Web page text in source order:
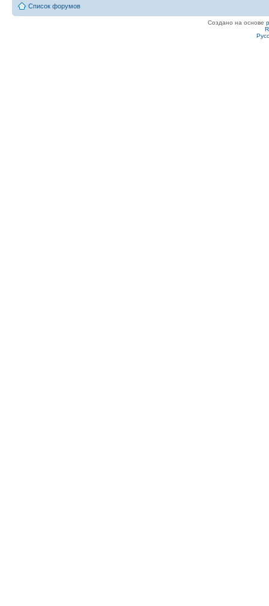
Список форумов
Создано на основе